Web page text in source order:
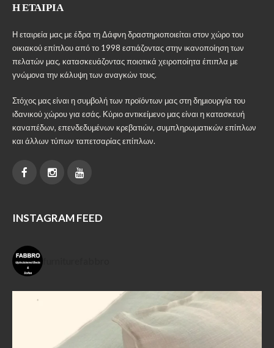
Η ΕΤΑΙΡΊΑ
Η εταιρεία μας με έδρα τη Δάφνη δραστηριοποιείται στον χώρο του
οικιακού επίπλου από το 1998 εστιάζοντας στην ικανοποίηση των
πελατών μας, κατασκευάζοντας ποιοτικά χειροποίητα έπιπλα με
γνώμονα την κάλυψη των αναγκών τους.
Στόχος μας είναι η συμβολή των προϊόντων μας στη δημιουργία του
ιδανικού χώρου για εσάς. Κύριο αντικείμενο μας είναι η κατασκευή
καναπέδων, επενδεδυμένων κρεβατιών, συμπληρωματικών επίπλων
και άλλων τύπων ταπετσαρίας επίπλων.
INSTAGRAM FEED